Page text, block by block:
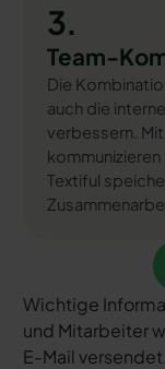
3.
Team-
Die
auch die
verbessern.
Textiful
Wichtige
und Mitarbeiter
E-Mail